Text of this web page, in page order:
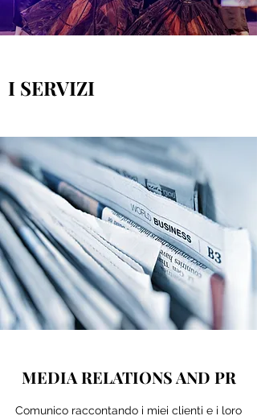
I SERVIZI
MEDIA RELATIONS AND PR
Comunico raccontando i miei clienti e i loro